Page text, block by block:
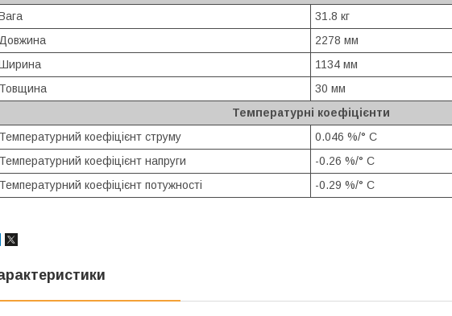
31.8 кг
2278 мм
1134 мм
30 мм
Температурні коефіцієнти
коефіцієнт струму
0.046 %/° С
коефіцієнт напруги
-0.26 %/° С
коефіцієнт потужності
-0.29 %/° С